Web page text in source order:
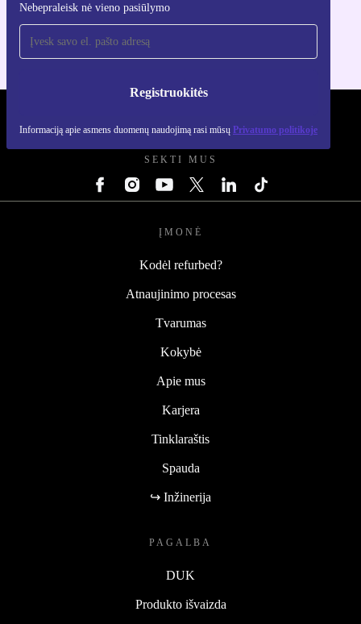
Nebepraleisk nė vieno pasiūlymo
Registruokitės
Informaciją apie asmens duomenų naudojimą rasi mūsų Privatumo politikoje
Skirta iOS ir Android
SEKTI MUS
ĮMONĖ
Kodėl refurbed?
Atnaujinimo procesas
Tvarumas
Kokybė
Apie mus
Karjera
Tinklaraštis
Spauda
↪ Inžinerija
PAGALBA
DUK
Produkto išvaizda